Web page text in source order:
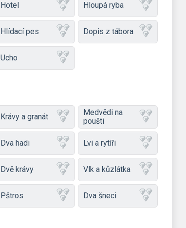
Hotel Hloupá ryba
Hlídací pes Dopis z tábora
Ucho
Krávy a granát
Medvědi na
poušti
Dva hadi Lvi a rytíři
Dvě krávy Vlk a kůzlátka
Pštros Dva šneci